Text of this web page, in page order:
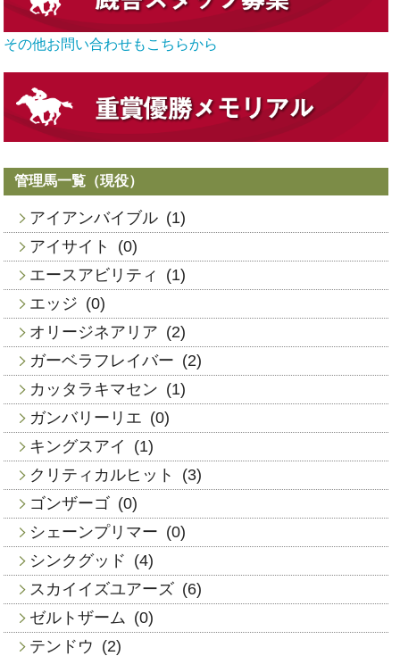
その他お問い合わせもこちらから
管理馬一覧（現役）
アイアンバイブル (1)
アイサイト
(0)
エースアビリティ
(1)
エッジ (0)
オリージネアリア (2)
ガーベラフレイバー (2)
カッタラキマセン (1)
ガンバリーリエ (0)
キングスアイ
(1)
クリティカルヒット
(3)
ゴンザーゴ (0)
シェーンプリマー (0)
シンクグッド (4)
スカイイズユアーズ (6)
ゼルトザーム (0)
テンドウ (2)